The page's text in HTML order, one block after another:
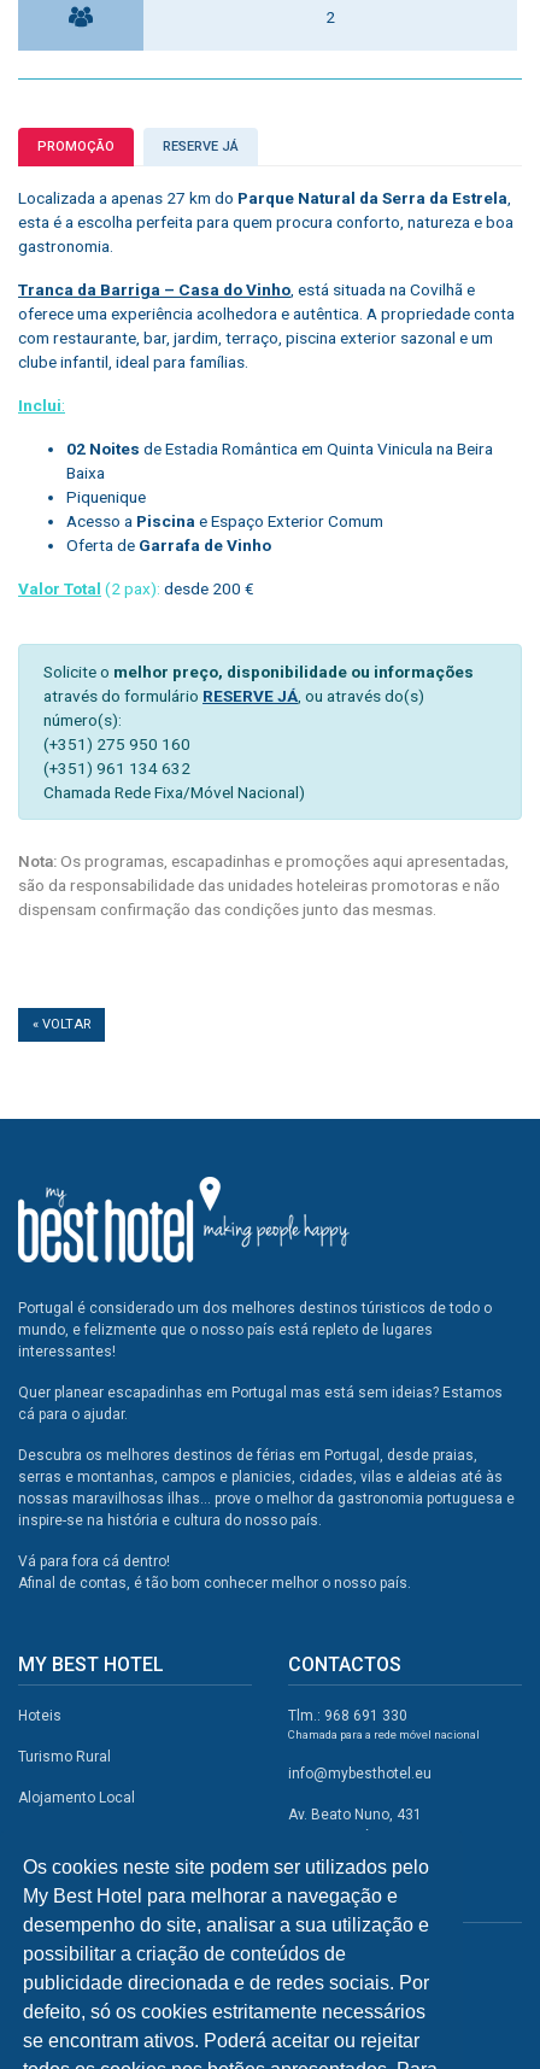
Os cookies neste site podem ser utilizados pelo
My Best Hotel para melhorar a navegação e
desempenho do site, analisar a sua utilização e
possibilitar a criação de conteúdos de
publicidade direcionada e de redes sociais. Por
defeito, só os cookies estritamente necessários
se encontram ativos. Poderá aceitar ou rejeitar
2
PROMOÇÃO RESERVE JÁ
Localizada a apenas 27 km do Parque Natural da Serra da Estrela
esta é a escolha perfeita para quem procura conforto, natureza e boa
gastronomia.
Tranca da Barriga – Casa do Vinho , está situada na Covilhã e
oferece uma experiência acolhedora e autêntica. A propriedade conta
com restaurante, bar, jardim, terraço, piscina exterior sazonal e um
clube infantil, ideal para famílias.
Inclui:
02 Noites de Estadia Romântica em Quinta Vinicula na Beira
Baixa
Piquenique
Acesso a Piscina e Espaço Exterior Comum
Oferta de Garrafa de Vinho
Valor Total (2 pax): desde 200 €
Solicite o melhor preço, disponibilidade ou informações
através do formulário RESERVE JÁ , ou através do(s)
número(s):
(+351) 275 950 160
(+351) 961 134 632
Chamada Rede Fixa/Móvel Nacional)
Nota:Os programas, escapadinhas e promoções aqui apresentadas,
são da responsabilidade das unidades hoteleiras promotoras e não
dispensam confirmação das condições junto das mesmas.
« VOLTAR
Portugal é considerado um dos melhores destinos túristicos de todo o
mundo, e felizmente que o nosso país está repleto de lugares
interessantes!
Quer planear escapadinhas em Portugal mas está sem ideias? Estamos
cá para o ajudar.
Descubra os melhores destinos de férias em Portugal, desde praias,
serras e montanhas, campos e planicies, cidades, vilas e aldeias até às
nossas maravilhosas ilhas... prove o melhor da gastronomia portuguesa e
inspire-se na história e cultura do nosso país.
Vá para fora cá dentro!
Afinal de contas, é tão bom conhecer melhor o nosso país.
MY BEST HOTEL
Hoteis
Turismo Rural
Alojamento Local
Campismo
Atividades
Restaurantes
A Visitar
CONTACTOS
Tlm.: 968 691 330
Chamada para a rede móvel nacional
info@mybesthotel.eu
Av. Beato Nuno, 431
2495-401 Fátima
REDES SOCIAIS